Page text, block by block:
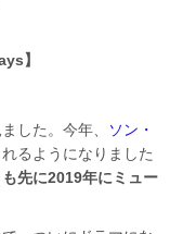
】
した。今年、
ソン・
るようになりました
も先に2019年にミュー